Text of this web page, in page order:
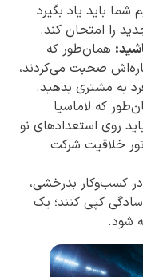
شما باید یاد بگیرد
را امتحان کند.
همان‌طور که
صحبت می‌کردند،
به مشتری بدهید.
که لاماسیا
روی استعدادهای نو
خلاقیت شرکت
کسب‌وکار بدرخشی،
کپی کنند؛ یک
شود.